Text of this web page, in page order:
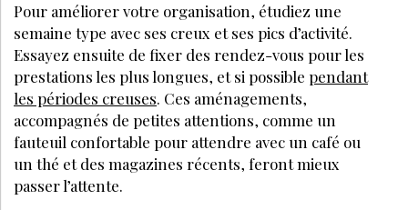
Pour améliorer votre organisation, étudiez une
semaine type avec ses creux et ses pics d’activité.
Essayez ensuite de fixer des rendez-vous pour les
prestations les plus longues, et si possible pendant
les périodes creuses. Ces aménagements,
accompagnés de petites attentions, comme un
fauteuil confortable pour attendre avec un café ou
un thé et des magazines récents, feront mieux
passer l’attente.